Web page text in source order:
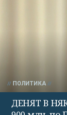
ПОЛИТИКА
ДЕНЯТ В